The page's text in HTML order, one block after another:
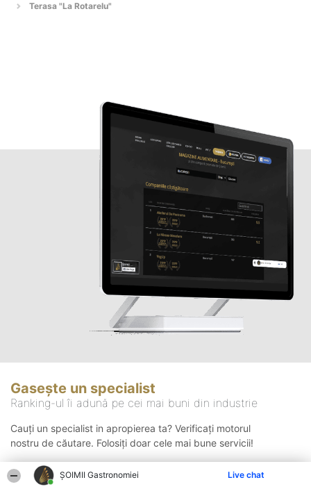
ȘOIMII Gastronomiei Live chat
Terasa "La Rotarelu"
Gasește un specialist
Ranking-ul îi adună pe cei mai buni din industrie
Cauți un specialist in apropierea ta? Verificați motorul
nostru de căutare. Folosiți doar cele mai bune servicii!